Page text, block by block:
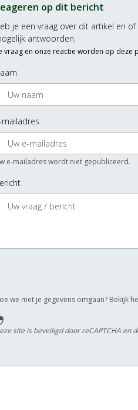
op dit bericht
je een vraag over dit artikel en
antwoorden.
vraag en onze reactie worden op deze
mailadres
e-mailadres wordt niet gepubliceerd.
we met je gegevens omgaan? Bekijk
site is beveiligd door reCAPTCHA en